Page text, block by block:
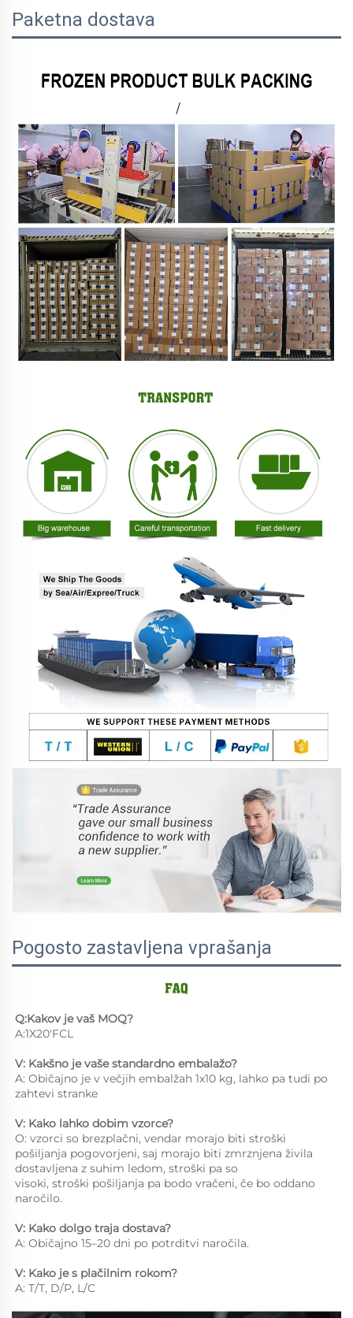
Paketna dostava
Pogosto zastavljena vprašanja
Q:Kakov je vaš MOQ?
A:1X20'FCL
V: Kakšno je vaše standardno embalažo?
A: Običajno je v večjih embalžah 1x10 kg, lahko pa tudi po
zahtevi stranke
V: Kako lahko dobim vzorce?
O: vzorci so brezplačni, vendar morajo biti stroški
pošiljanja pogovorjeni, saj morajo biti zmrznjena živila
dostavljena z suhim ledom, stroški pa so
visoki, stroški pošiljanja pa bodo vračeni, če bo oddano
naročilo.
V: Kako dolgo traja dostava?
A: Običajno 15–20 dni po potrditvi naročila.
V: Kako je s plačilnim rokom?
A: T/T, D/P, L/C